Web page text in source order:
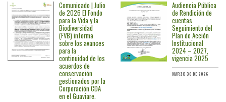
Comunicado | Julio
de 2026 El Fondo
para la Vida y la
Biodiversidad
(FVB) informa
sobre los avances
para la
continuidad de los
acuerdos de
conservación
gestionados por la
Corporación CDA
en el Guaviare.
Audiencia Pública
de Rendición de
cuentas
Seguimiento del
Plan de Acción
Institucional
2024 – 2027,
vigencia 2025
MARZO 30 DE 2026